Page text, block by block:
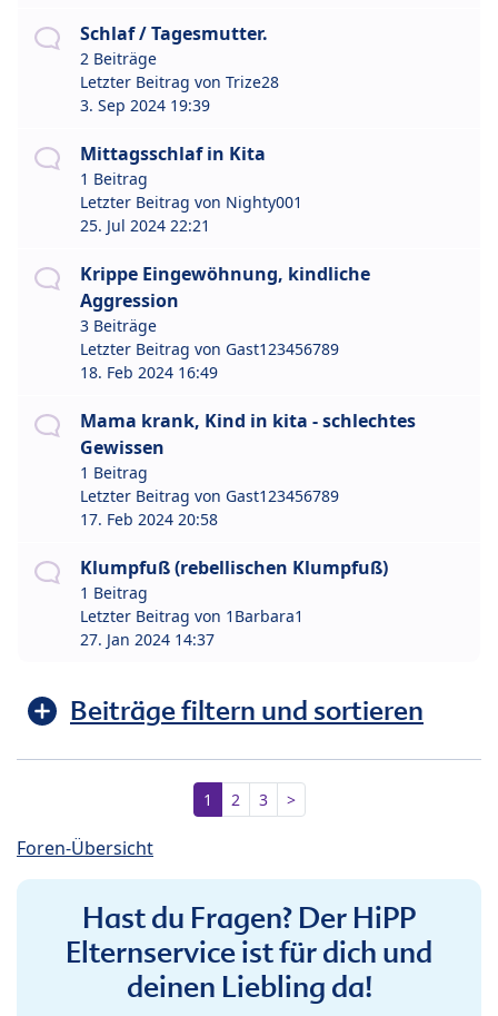
Schlaf / Tagesmutter.
2 Beiträge
Letzter Beitrag von Trize28
3. Sep 2024 19:39
Mittagsschlaf in Kita
1 Beitrag
Letzter Beitrag von Nighty001
25. Jul 2024 22:21
Krippe Eingewöhnung, kindliche
Aggression
3 Beiträge
Letzter Beitrag von Gast123456789
18. Feb 2024 16:49
Mama krank, Kind in kita - schlechtes
Gewissen
1 Beitrag
Letzter Beitrag von Gast123456789
17. Feb 2024 20:58
Klumpfuß (rebellischen Klumpfuß)
1 Beitrag
Letzter Beitrag von 1Barbara1
27. Jan 2024 14:37
Beiträge filtern und sortieren
1 2 3 >
Foren-Übersicht
Hast du Fragen? Der HiPP
Elternservice ist für dich und
deinen Liebling da!